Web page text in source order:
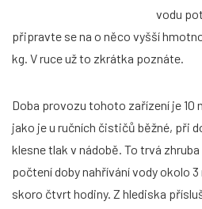
vodu
připravte se na o něco vyšší
kg. V ruce už to zkrátka poznáte.
Doba provozu tohoto zařízení je
jako je u ručních čističů běžné, při
klesne tlak v nádobě. To trvá
počtení doby nahřívání vody okolo
skoro čtvrt hodiny. Z hlediska